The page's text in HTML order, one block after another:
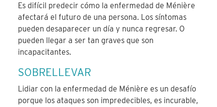
Es difícil predecir cómo la enfermedad de Ménière
afectará el futuro de una persona. Los síntomas
pueden desaparecer un día y nunca regresar. O
pueden llegar a ser tan graves que son
incapacitantes.
SOBRELLEVAR
Lidiar con la enfermedad de Ménière es un desafío
porque los ataques son impredecibles, es incurable,